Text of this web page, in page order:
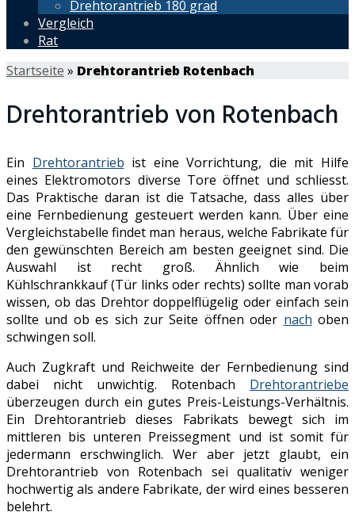
Drehtorantrieb 180 grad
Vergleich
Rat
Startseite » Drehtorantrieb Rotenbach
Drehtorantrieb von Rotenbach
Ein Drehtorantrieb ist eine Vorrichtung, die mit Hilfe
eines Elektromotors diverse Tore öffnet und schliesst.
Das Praktische daran ist die Tatsache, dass alles über
eine Fernbedienung gesteuert werden kann. Über eine
Vergleichstabelle findet man heraus, welche Fabrikate für
den gewünschten Bereich am besten geeignet sind. Die
Auswahl ist recht groß. Ähnlich wie beim
Kühlschrankkauf (Tür links oder rechts) sollte man vorab
wissen, ob das Drehtor doppelflügelig oder einfach sein
sollte und ob es sich zur Seite öffnen oder nach oben
schwingen soll.
Auch Zugkraft und Reichweite der Fernbedienung sind
dabei nicht unwichtig. Rotenbach Drehtorantriebe
überzeugen durch ein gutes Preis-Leistungs-Verhältnis.
Ein Drehtorantrieb dieses Fabrikats bewegt sich im
mittleren bis unteren Preissegment und ist somit für
jedermann erschwinglich. Wer aber jetzt glaubt, ein
Drehtorantrieb von Rotenbach sei qualitativ weniger
hochwertig als andere Fabrikate, der wird eines besseren
belehrt.